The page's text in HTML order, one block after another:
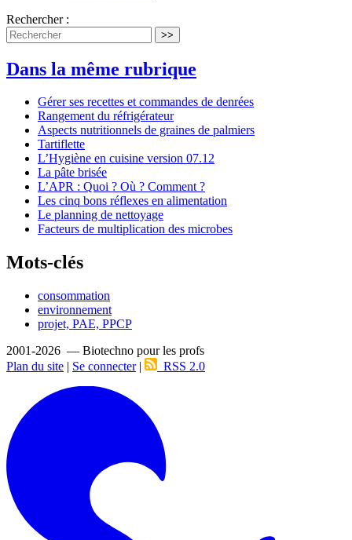
Rechercher :
>>
Dans la même rubrique
Gérer ses recettes et commandes de denrées
Rangement du réfrigérateur
Aspects nutritionnels de graines de palmiers
Tartiflette
L’Hygiène en cuisine version 07.12
La pâte brisée
L’APR : Quoi ? Où ? Comment ?
Les cinq bons réflexes en alimentation
Le planning de nettoyage
Facteurs de multiplication des microbes
Mots-clés
consommation
environnement
projet, PAE, PPCP
2001-2026 — Biotechno pour les profs
Plan du site | Se connecter| RSS 2.0